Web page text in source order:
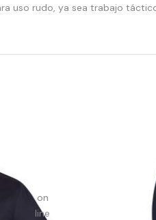
uso rudo, ya sea trabajo
Expected
be an
on
line